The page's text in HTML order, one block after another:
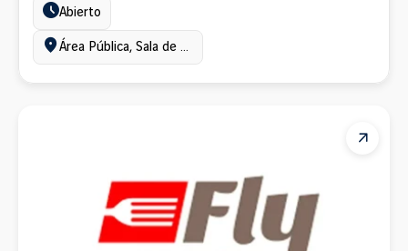
Estado:
Abierto
Ubicación: Área Pública, Sala de última espera, Terminal A, Terminal B